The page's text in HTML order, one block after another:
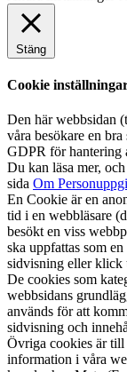
Stäng
Cookie
Den här webbsidan
våra besökare en
GDPR för hantering
Du kan läsa mer,
sida Om
En Cookie är en
tid i en webbläsare
besökt en viss
ska uppfattas som
sidvisning eller klick
De cookies som
webbsidans
används för att
sidvisning och
Övriga cookies är till
information i våra